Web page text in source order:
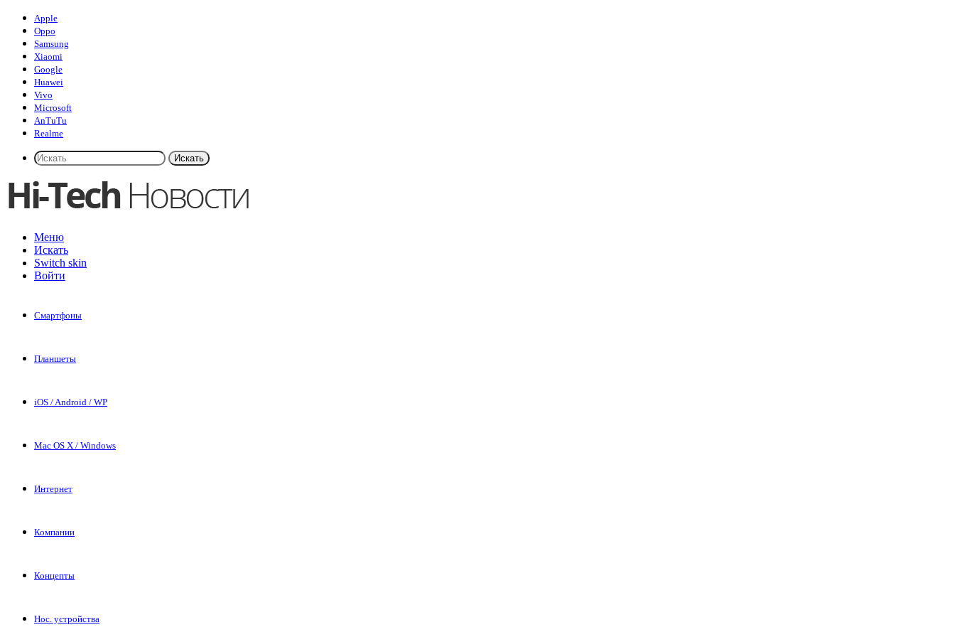
Apple
Oppo
Samsung
Xiaomi
Google
Huawei
Vivo
Microsoft
AnTuTu
Realme
Искать
Меню
Искать
Switch skin
Войти
Смартфоны
Планшеты
iOS / Android / WP
Mac OS X / Windows
Интернет
Компании
Концепты
Нос. устройства